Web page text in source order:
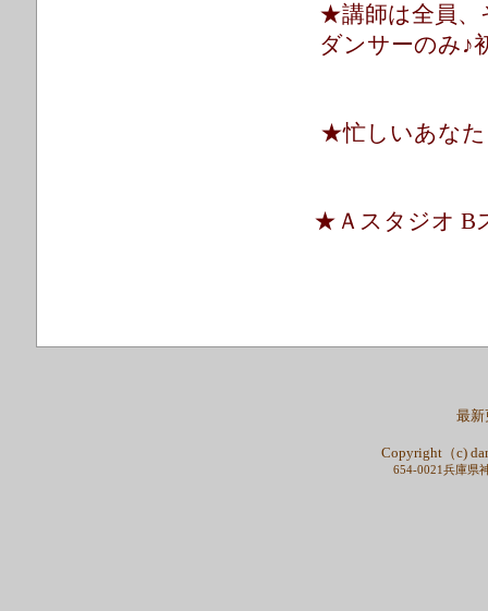
★講師は全員、
ダンサーのみ♪
★忙しいあなた
★Ａスタジオ B
最
Copyright（c)
654-0021兵庫県